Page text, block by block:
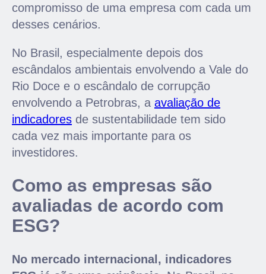
compromisso de uma empresa com cada um
desses cenários.
No Brasil, especialmente depois dos
escândalos ambientais envolvendo a Vale do
Rio Doce e o escândalo de corrupção
envolvendo a Petrobras, a avaliação de
indicadores de sustentabilidade tem sido
cada vez mais importante para os
investidores.
Como as empresas são
avaliadas de acordo com
ESG?
No mercado internacional, indicadores